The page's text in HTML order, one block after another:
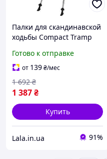
Палки для скандинавской
ходьбы Compact Tramp
Готово к отправке
от 139₴/мес
1 387₴
1 692 ₴
Купить
Lala.in.ua 91%